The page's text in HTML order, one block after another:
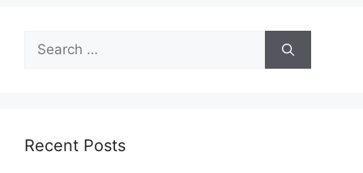
Search
for:
Recent Posts